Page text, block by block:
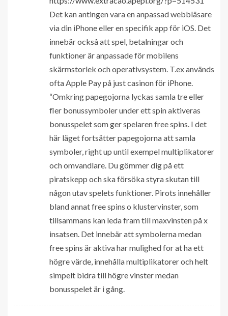
Det kan antingen vara en anpassad webbläsare
via din iPhone eller en specifik app för iOS. Det
innebär också att spel, betalningar och
funktioner är anpassade för mobilens
skärmstorlek och operativsystem. T.ex används
ofta Apple Pay på just casinon för iPhone.
“Omkring papegojorna lyckas samla tre eller
fler bonussymboler under ett spin aktiveras
bonusspelet som ger spelaren free spins. I det
här läget fortsätter papegojorna att samla
symboler, right up until exempel multiplikatorer
och omvandlare. Du gömmer dig på ett
piratskepp och ska försöka styra skutan till
någon utav spelets funktioner. Pirots innehåller
bland annat free spins o klustervinster, som
tillsammans kan leda fram till maxvinsten på x
insatsen. Det innebär att symbolerna medan
free spins är aktiva har mulighed for at ha ett
högre värde, innehålla multiplikatorer och helt
simpelt bidra till högre vinster medan
bonusspelet är i gång.